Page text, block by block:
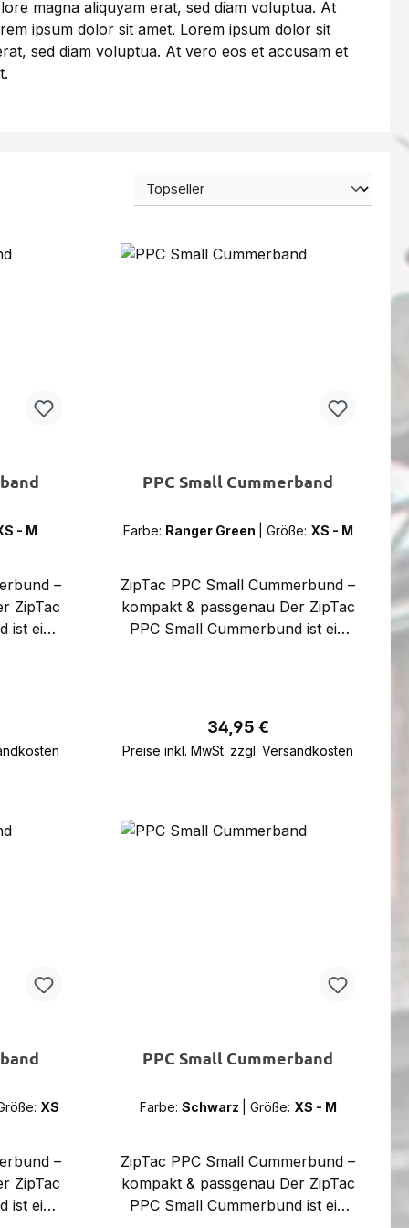
magna aliquyam erat, sed diam voluptua. At
ipsum dolor sit amet. Lorem ipsum dolor sit
sed diam voluptua. At vero eos et accusam et
- M
–
ZipTac
ist ein
für
sorgt
PPC Small Cummerband
Farbe: Ranger Green Größe: XS - M
ZipTac PPC Small Cummerbund –
kompakt & passgenau Der ZipTac
PPC Small Cummerbund ist ein
(PPC V4) entwickelt. Er bietet
eine optimale Passform für
kleinere Körpergrößen und sorgt
Regulärer Preis:
34,95 €
Preise inkl. MwSt. zzgl. Versandkosten
In den Warenkorb
XS
–
ZipTac
ist ein
PPC Small Cummerband
Farbe: Schwarz Größe: XS - M
ZipTac PPC Small Cummerbund –
kompakt & passgenau Der ZipTac
PPC Small Cummerbund ist ein